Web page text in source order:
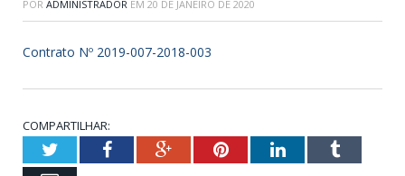
POR ADMINISTRADOR EM 20 DE JANEIRO DE 2020
Contrato Nº 2019-007-2018-003
COMPARTILHAR:
TwitterFacebookGoogle+PinterestLinkedInTumblr